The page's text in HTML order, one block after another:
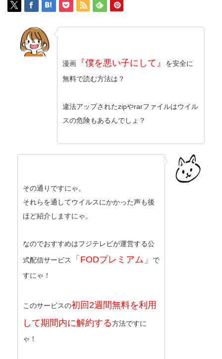
漫画 『僕を悪い子にして』
を安全に
無料で読む方法は？
違法アップされたzipやrarファイルはウイル
スの危険もあるんでしょ？
その通りですにゃ。
それらを通してウイルスにかかった声も後
ほど紹介しますにゃ。
なのでおすすめはフジテレビが運営する公
式配信サービス 「FODプレミアム」
で
すにゃ！
このサービスの初回2週間無料を利用
して期間内に解約する方法ですに
ゃ！